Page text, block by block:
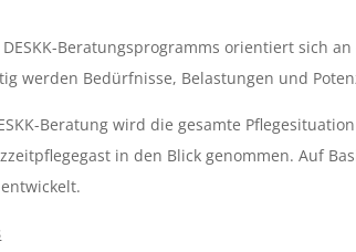
Beratungsprogramms orientiert sich
werden Bedürfnisse, Belastungen und
Beratung wird die gesamte
in den Blick genommen. Auf